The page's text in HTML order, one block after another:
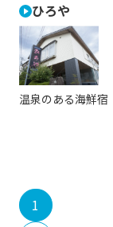
ひろや
温泉のある海鮮宿
1